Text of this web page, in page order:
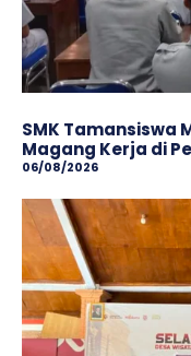
SMK Tamansiswa
Magang Kerja di
06/08/2026